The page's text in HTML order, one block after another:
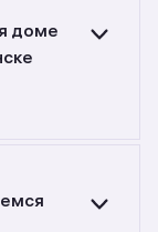
доме